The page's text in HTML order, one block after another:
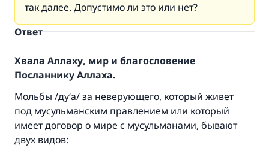
так далее. Допустимо ли это или нет?
Ответ
Хвала Аллаху, мир и благословение
Посланнику Аллаха.
Мольбы /ду‘а/ за неверующего, который живет
под мусульманским правлением или который
имеет договор о мире с мусульманами, бывают
двух видов: